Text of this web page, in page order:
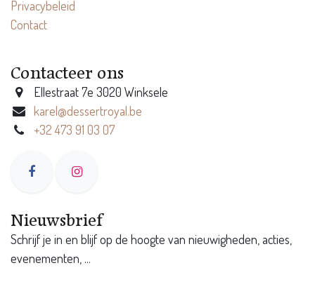
Privacybeleid
Contact
Contacteer ons
Ellestraat 7e 3020 Winksele
karel@dessertroyal.be
+32 473 91 03 07
Nieuwsbrief
Schrijf je in en blijf op de hoogte van nieuwigheden, acties,
evenementen, ...